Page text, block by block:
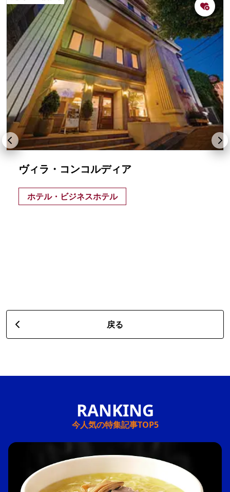
ヴィラ・コンコルディア
ホテル・ビジネスホテル
戻る
今人気の特集記事TOP5